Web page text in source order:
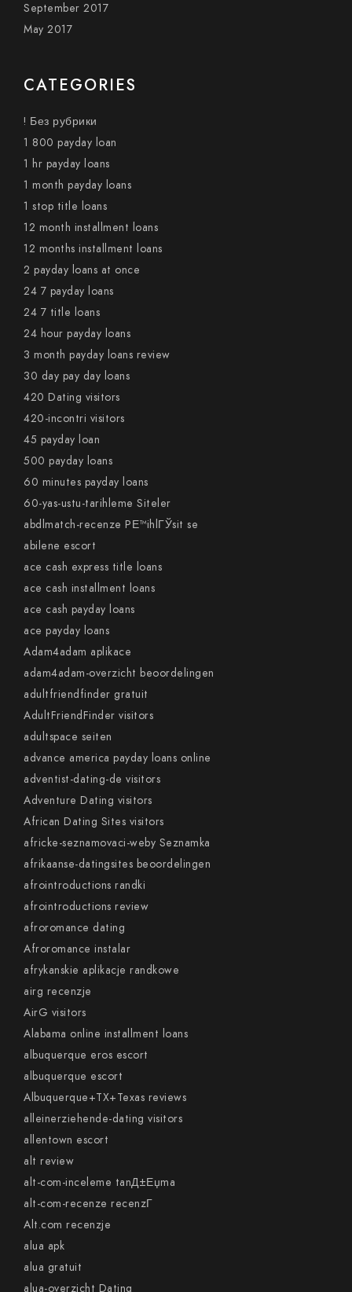
September 2017
May 2017
CATEGORIES
! Без рубрики
1 800 payday loan
1 hr payday loans
1 month payday loans
1 stop title loans
12 month installment loans
12 months installment loans
2 payday loans at once
24 7 payday loans
24 7 title loans
24 hour payday loans
3 month payday loans review
30 day pay day loans
420 Dating visitors
420-incontri visitors
45 payday loan
500 payday loans
60 minutes payday loans
60-yas-ustu-tarihleme Siteler
abdlmatch-recenze PЕ™ihlГЎsit se
abilene escort
ace cash express title loans
ace cash installment loans
ace cash payday loans
ace payday loans
Adam4adam aplikace
adam4adam-overzicht beoordelingen
adultfriendfinder gratuit
AdultFriendFinder visitors
adultspace seiten
advance america payday loans online
adventist-dating-de visitors
Adventure Dating visitors
African Dating Sites visitors
africke-seznamovaci-weby Seznamka
afrikaanse-datingsites beoordelingen
afrointroductions randki
afrointroductions review
afroromance dating
Afroromance instalar
afrykanskie aplikacje randkowe
airg recenzje
AirG visitors
Alabama online installment loans
albuquerque eros escort
albuquerque escort
Albuquerque+TX+Texas reviews
alleinerziehende-dating visitors
allentown escort
alt review
alt-com-inceleme tanД±Еџma
alt-com-recenze recenzГ­
Alt.com recenzje
alua apk
alua gratuit
alua-overzicht Dating